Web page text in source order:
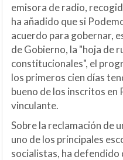
emisora de radio,
ha añadido que si
acuerdo para gobernar,
de Gobierno, la "hoja de
constitucionales", el
los primeros cien días
bueno de los inscritos en
vinculante.
Sobre la reclamación de
uno de los principales
socialistas, ha defendido